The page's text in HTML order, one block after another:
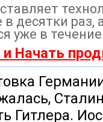
десятки раз,
уже в
и Начать
Гитлера.